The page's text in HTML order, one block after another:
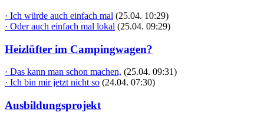
· Ich würde auch einfach mal (25.04. 10:29)
· Oder auch einfach mal lokal (25.04. 09:29)
Heizlüfter im Campingwagen?
· Das kann man schon machen, (25.04. 09:31)
· Ich bin mir jetzt nicht so (24.04. 07:30)
Ausbildungsprojekt